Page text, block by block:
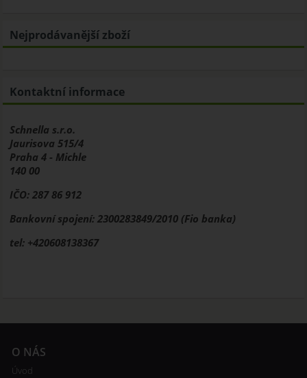
Nejprodávanější zboží
Kontaktní informace
Schnella s.r.o.
Jaurisova 515/4
Praha 4 - Michle
140 00
IČO: 287 86 912
Bankovní spojení: 2300283849/2010 (Fio banka)
tel: +420608138367
O NÁS
Úvod